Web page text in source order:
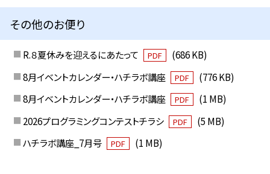
その他のお便り
R.８夏休みを迎えるにあたって PDF
(686 KB)
8月イベントカレンダー・ハチラボ講座
PDF
(776 KB)
8月イベントカレンダー・ハチラボ講座
PDF
(1 MB)
2026プログラミングコンテストチラシ
PDF
(5 MB)
ハチラボ講座_7月号
PDF (1 MB)